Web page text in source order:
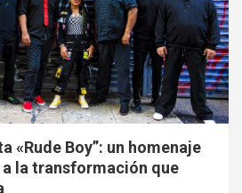
«Rude Boy”: un homenaje
a la transformación que